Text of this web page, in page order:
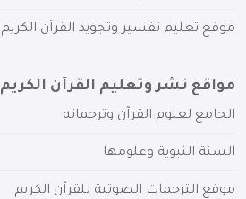
موقع تعليم تفسير وتجويد القرآن الكريم
مواقع نشر وتعليم القرآن الكريم
الجامع لعلوم القرآن وترجماته
السنة النبوية وعلومها
موقع الترجمات الصوتية للقرآن الكريم